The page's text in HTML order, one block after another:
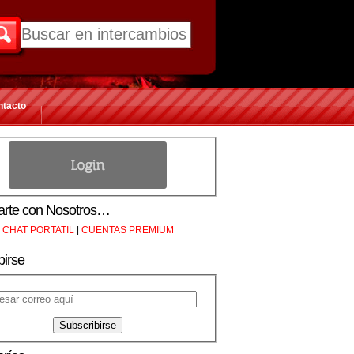
con Nosotros…
CHAT PORTATIL | CUENTAS PREMIUM